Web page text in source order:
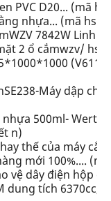
PVC D20... (mã
nhựa... (mã hs
7842W Linh
2 ổ cắmwzv/ hs
Máy dập
nhựa 500ml-
n)
thế của máy
mới 100%....
vệ dây điện hộp
dung tích 6370cc,